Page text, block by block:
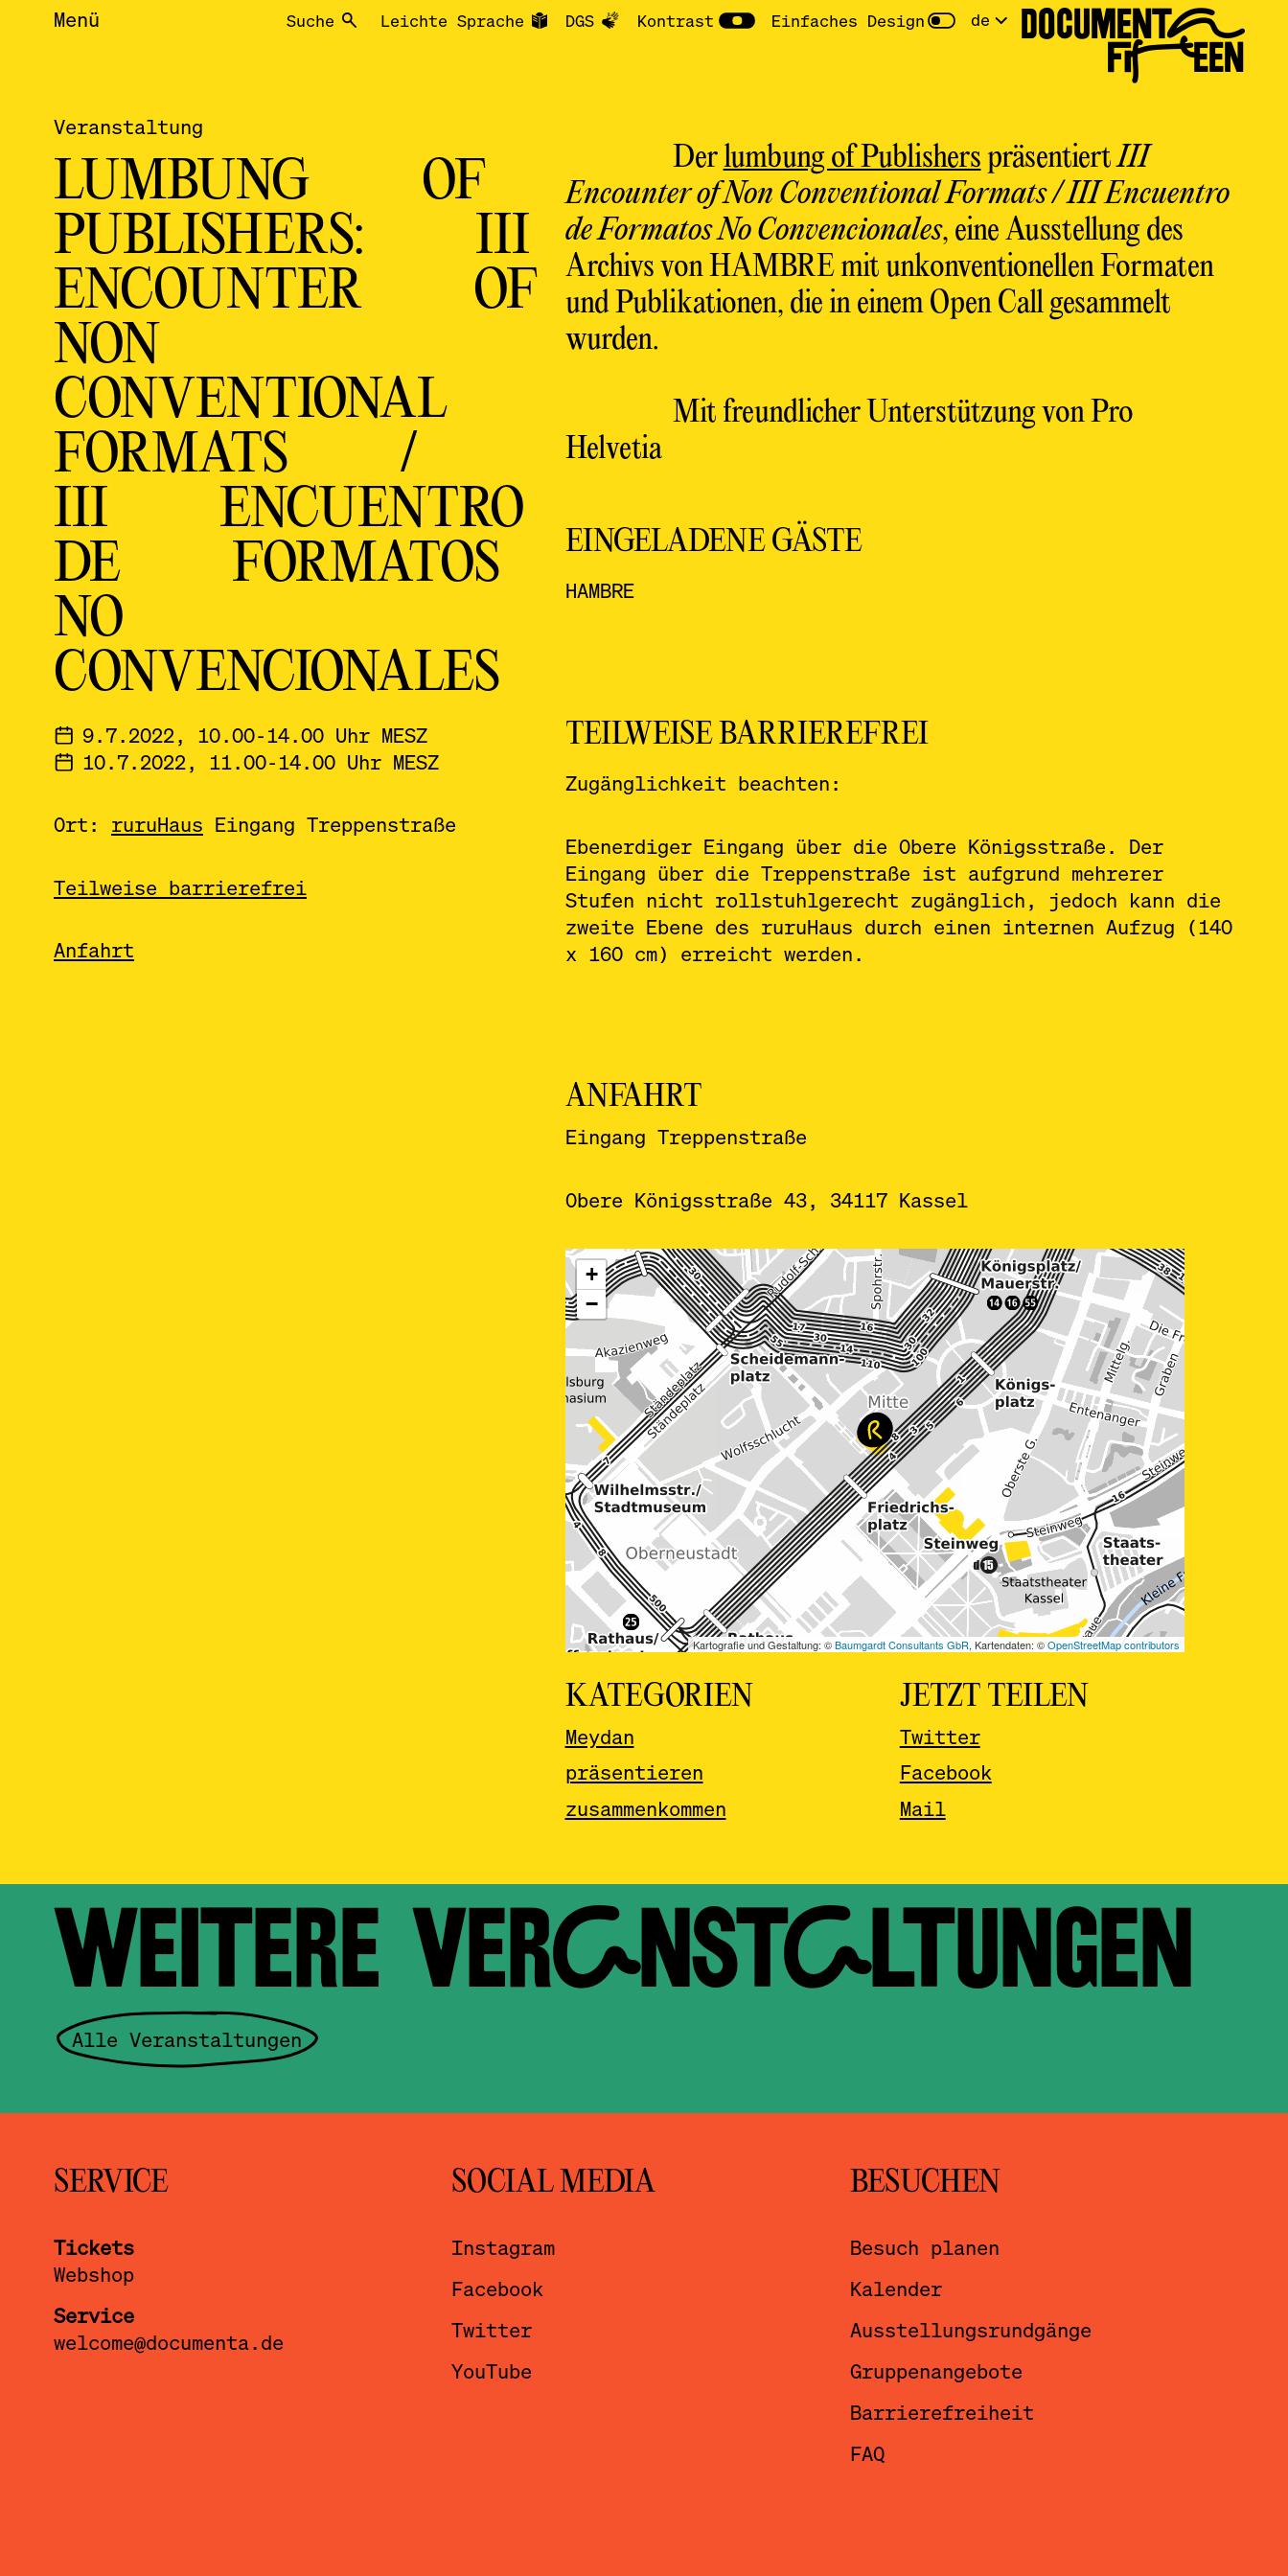
Menü Suche Leichte Sprache DGS Kontrast Einfaches Design de DOCUMENTA
FIFTEEN
Veranstaltung
LUMBUNG OF
PUBLISHERS: III
ENCOUNTER OF
NON
CONVENTIONAL
FORMATS /
III ENCUENTRO
DE FORMATOS
NO
CONVENCIONALES
9.7.2022, 10.00-14.00 Uhr MESZ
10.7.2022, 11.00-14.00 Uhr MESZ
Ort: ruruHaus Eingang Treppenstraße
Teilweise barrierefrei
Anfahrt
Derlumbung of Publishers präsentiertIII
Encounter of Non Conventional Formats / III Encuentro
de Formatos No Convencionales, eine Ausstellung des
Archivs von HAMBRE mit unkonventionellen Formaten
und Publikationen, die in einem Open Call gesammelt
wurden.
Mit freundlicher Unterstützung von Pro
Helvetia
EINGELADENE GÄSTE
HAMBRE
TEILWEISE BARRIEREFREI
Zugänglichkeit beachten:
Ebenerdiger Eingang über die Obere Königsstraße. Der
Eingang über die Treppenstraße ist aufgrund mehrerer
Stufen nicht rollstuhlgerecht zugänglich, jedoch kann die
zweite Ebene des ruruHaus durch einen internen Aufzug (140
x 160 cm) erreicht werden.
ANFAHRT
Eingang Treppenstraße
Obere Königsstraße 43, 34117 Kassel
ˇ
KATEGORIEN
Meydan
präsentieren
zusammenkommen
JETZT TEILEN
Twitter
Facebook
Mail
WEITERE VERAN­STALTUNGEN
Alle Veranstaltungen
SERVICE
Tickets
Webshop
Service
welcome@documenta.de
SOCIAL MEDIA
Instagram
Facebook
Twitter
YouTube
BESUCHEN
Besuch planen
Kalender
Ausstellungsrundgänge
Gruppenangebote
Barrierefreiheit
FAQ